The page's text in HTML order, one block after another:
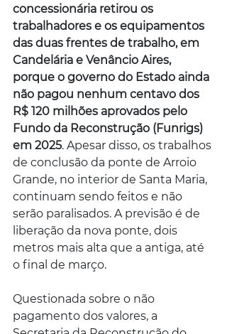
concessionária retirou os
trabalhadores e os equipamentos
das duas frentes de trabalho, em
Candelária e Venâncio Aires,
porque o governo do Estado ainda
não pagou nenhum centavo dos
R$ 120 milhões aprovados pelo
Fundo da Reconstrução (Funrigs)
em 2025. Apesar disso, os trabalhos
de conclusão da ponte de Arroio
Grande, no interior de Santa Maria,
continuam sendo feitos e não
serão paralisados. A previsão é de
liberação da nova ponte, dois
metros mais alta que a antiga, até
o final de março.
Questionada sobre o não
pagamento dos valores, a